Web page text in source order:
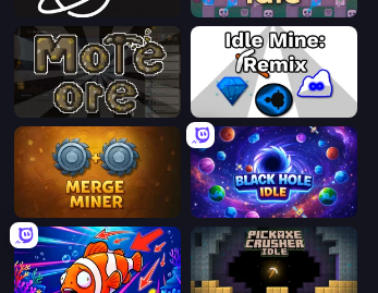
Space Company DualForce Idle
More Ore Idle Mine: Remix
Merge Miner Black Hole Idle